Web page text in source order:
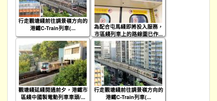
行走觀塘綫前往調景嶺方向的
港鐵C-Train列車(...
為配合屯馬綫即將投入服務，
市區綫列車上的路線圖已作...
觀塘綫延綫開通前夕，港鐵市
區綫中國製電動列車車頭/...
行走觀塘綫前往調景嶺方向的
港鐵C-Train列車(...